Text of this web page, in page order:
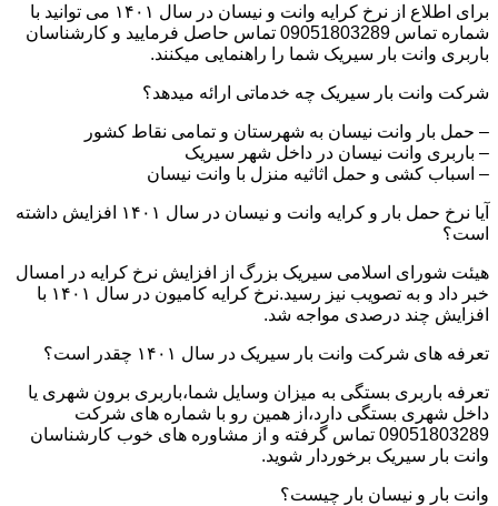
برای اطلاع از نرخ کرایه وانت و نیسان در سال ۱۴۰۱ می توانید با
شماره تماس 09051803289 تماس حاصل فرمایید و کارشناسان
باربری وانت بار سیریک شما را راهنمایی میکنند.
شرکت وانت بار سیریک چه خدماتی ارائه میدهد؟
– حمل بار وانت نیسان به شهرستان و تمامی نقاط کشور
– باربری وانت نیسان در داخل شهر سیریک
– اسباب کشی و حمل اثاثیه منزل با وانت نیسان
آیا نرخ حمل بار و کرایه وانت و نیسان در سال ۱۴۰۱ افزایش داشته
است؟
هیئت شورای اسلامی سیریک بزرگ از افزایش نرخ کرایه در امسال
خبر داد و به تصویب نیز رسید.نرخ کرایه کامیون در سال ۱۴۰۱ با
افزایش چند درصدی مواجه شد.
تعرفه های شرکت وانت بار سیریک در سال ۱۴۰۱ چقدر است؟
تعرفه باربری بستگی به میزان وسایل شما،باربری برون شهری یا
داخل شهری بستگی دارد،از همین رو با شماره های شرکت
09051803289 تماس گرفته و از مشاوره های خوب کارشناسان
وانت بار سیریک برخوردار شوید.
وانت بار و نیسان بار چیست؟